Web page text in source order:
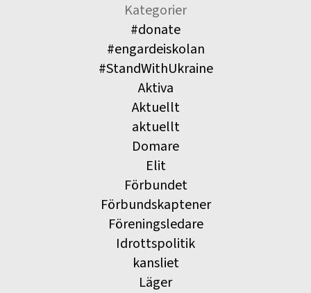
Kategorier
#donate
#engardeiskolan
#StandWithUkraine
Aktiva
Aktuellt
aktuellt
Domare
Elit
Förbundet
Förbundskaptener
Föreningsledare
Idrottspolitik
kansliet
Läger